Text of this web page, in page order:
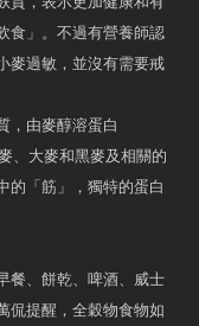
食」。不過有營養師認
麥過敏，並沒有需要戒
，由麥醇溶蛋白
、大麥和黑麥及相關的
的「筋」，獨特的蛋白
餐、餅乾、啤酒、威士
侃提醒，全穀物食物如